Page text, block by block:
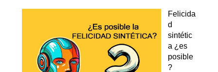
Felicida
d
sintétic
a ¿es
posible
?